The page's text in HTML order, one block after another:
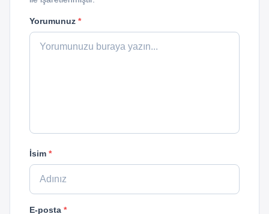
Yorumunuz *
İsim *
E-posta *